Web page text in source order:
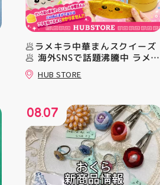
🥟ラメキラ中華まんスクイーズ
🥟 海外SNSで話題沸騰中 ラメキ
ラ中華まんスクイーズが新登
場！ キラキラグリッター素材が
クセになる やみつき触感がたま
らない…！ せいろ型ケースに入
っていて どの色の子が出るかは
開けてからのお楽しみ #ラメキ
ラ中華まん #スクイーズ #中華
まんグッズ #海外トレンド #む
にゅむにゅ シル活 新商品入荷
HUBSTORE
HUB STORE
08.07